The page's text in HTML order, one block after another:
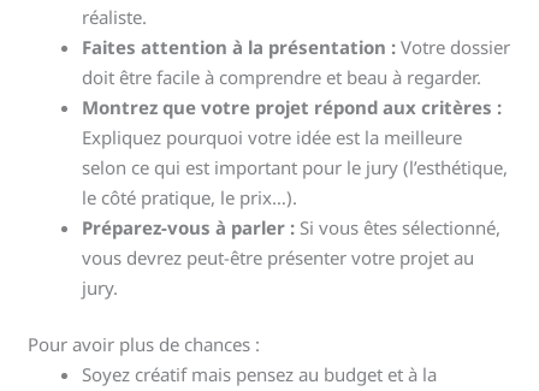
réaliste.
Faites attention à la présentation : Votre dossier
doit être facile à comprendre et beau à regarder.
Montrez que votre projet répond aux critères :
Expliquez pourquoi votre idée est la meilleure
selon ce qui est important pour le jury (l’esthétique,
le côté pratique, le prix…).
Préparez-vous à parler : Si vous êtes sélectionné,
vous devrez peut-être présenter votre projet au
jury.
Pour avoir plus de chances :
Soyez créatif mais pensez au budget et à la